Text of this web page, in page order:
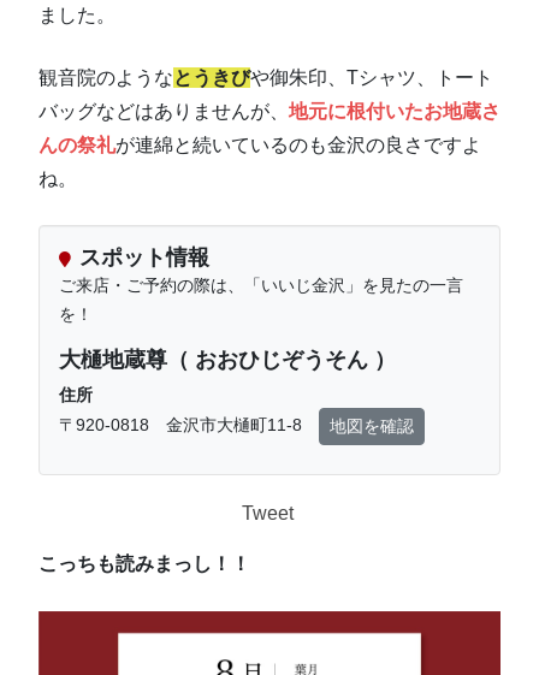
ました。
観音院のようなとうきびや御朱印、Tシャツ、トート
バッグなどはありませんが、 地元に根付いたお地蔵さ
んの祭礼が連綿と続いているのも金沢の良さですよ
ね。
スポット情報
ご来店・ご予約の際は、「いいじ金沢」を見たの一言
を！
大樋地蔵尊（ おおひじぞうそん ）
住所
〒920-0818 金沢市大樋町11-8
地図を確認
Tweet
こっちも読みまっし！！